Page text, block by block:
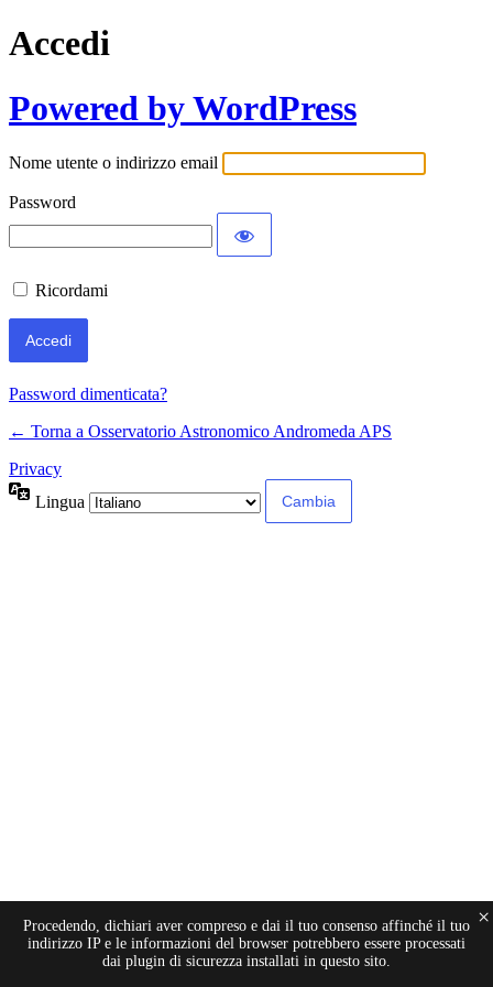
Accedi
Powered by WordPress
Nome utente o indirizzo email
Password
Ricordami
Password dimenticata?
← Torna a Osservatorio Astronomico Andromeda APS
Privacy
Lingua
Procedendo, dichiari aver compreso e dai il tuo consenso affinché il tuo
indirizzo IP e le informazioni del browser potrebbero essere processati
dai plugin di sicurezza installati in questo sito.
×